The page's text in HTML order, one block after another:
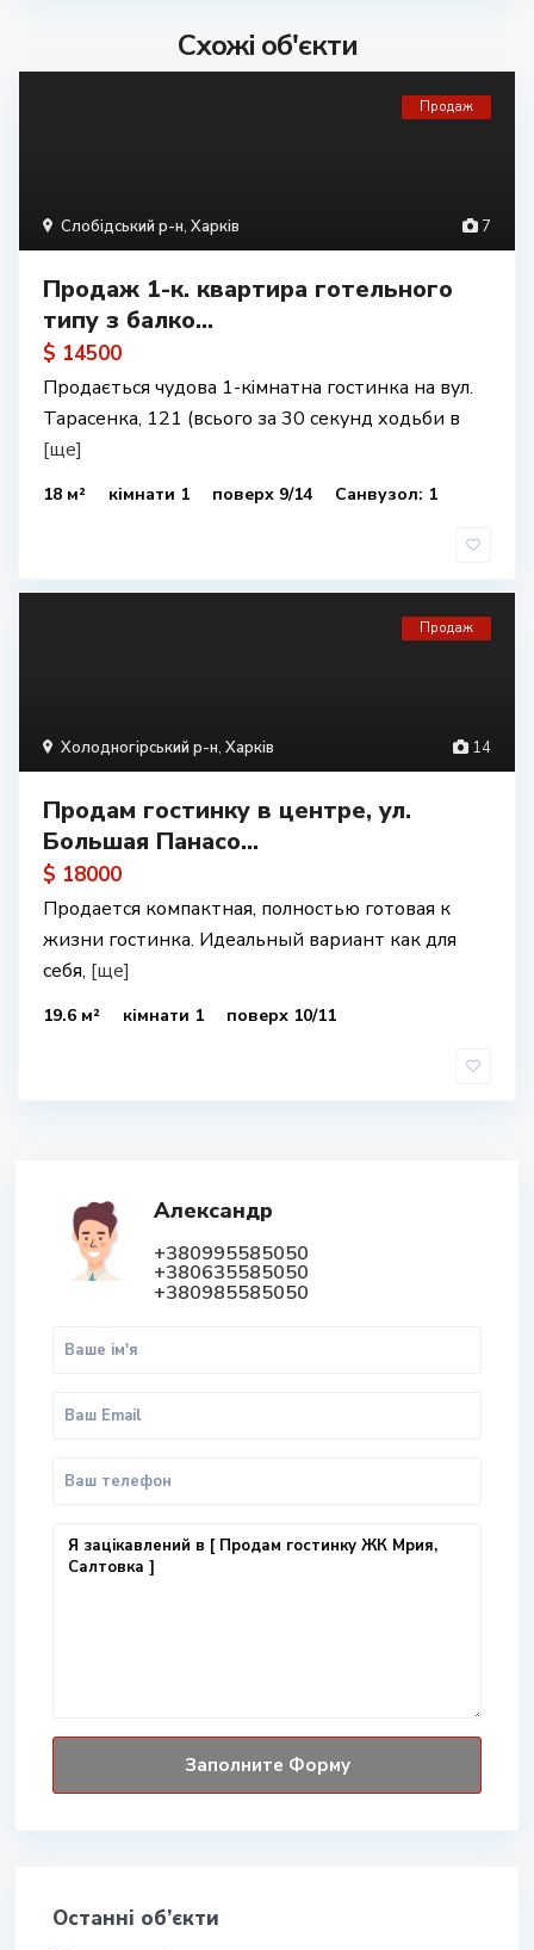
Схожі об'єкти
7
Слобідський р-н, Харків
Продаж
Продаж 1-к. квартира готельного
типу з балко...
$ 14500
Продається чудова 1-кімнатна гостинка на вул.
Тарасенка, 121 (всього за 30 секунд ходьби в
[ще]
18 м² кімнати 1 поверх 9/14 Санвузол: 1
14
Холодногірський р-н, Харків
Продаж
Продам гостинку в центре, ул.
Большая Панасо...
$ 18000
Продается компактная, полностью готовая к
жизни гостинка. Идеальный вариант как для
себя, [ще]
19.6 м² кімнати 1 поверх 10/11
Александр
+380995585050
+380635585050
+380985585050
Останні об’єкти